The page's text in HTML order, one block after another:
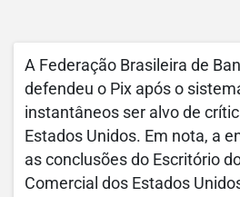
A Federação Brasileira de
defendeu o Pix após o
instantâneos ser alvo de
Estados Unidos. Em nota, a
as conclusões do Escritório
Comercial dos Estados